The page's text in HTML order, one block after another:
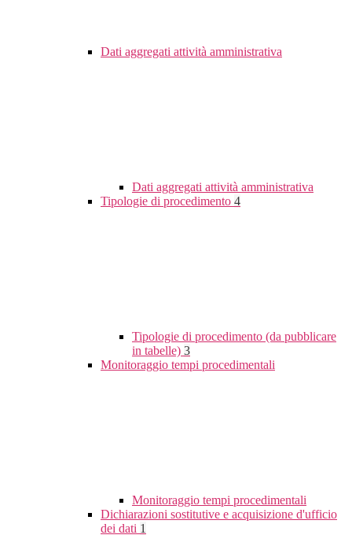
Dati aggregati attività amministrativa
Dati aggregati attività amministrativa
Tipologie di procedimento 4
Tipologie di procedimento (da pubblicare
in tabelle) 3
Monitoraggio tempi procedimentali
Monitoraggio tempi procedimentali
Dichiarazioni sostitutive e acquisizione d'ufficio
dei dati 1